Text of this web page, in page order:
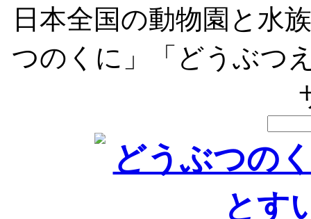
日本全国の動物園と水
つのくに」「どうぶつ